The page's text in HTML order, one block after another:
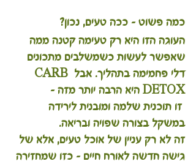
כמה פשוט – ככה טעים, נכון?
העוגה הזו היא רק טעימה קטנה ממה
שאפשר לעשות כשמשלבים מתכונים
דלי פחמימה בתהליך. אבל CARB
DETOX היא הרבה יותר מזה –
זו תוכנית שלמה ומובנית לירידה
במשקל בצורה שפויה ובריאה.
זה לא רק עניין של אוכל טעים, אלא של
גישה חדשה לאורח חיים – כזו שמחזירה